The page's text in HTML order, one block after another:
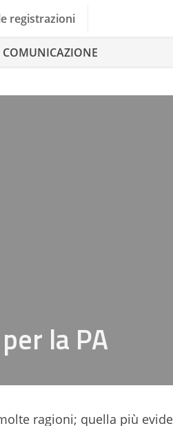
registrazioni
COMUNICAZIONE
la PA
ragioni; quella più